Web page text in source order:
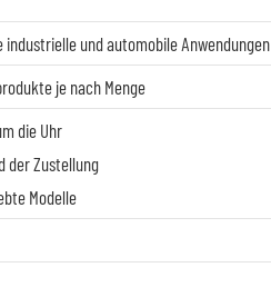
und automobile Anwendungen
je nach Menge
die Uhr
der Zustellung
Modelle